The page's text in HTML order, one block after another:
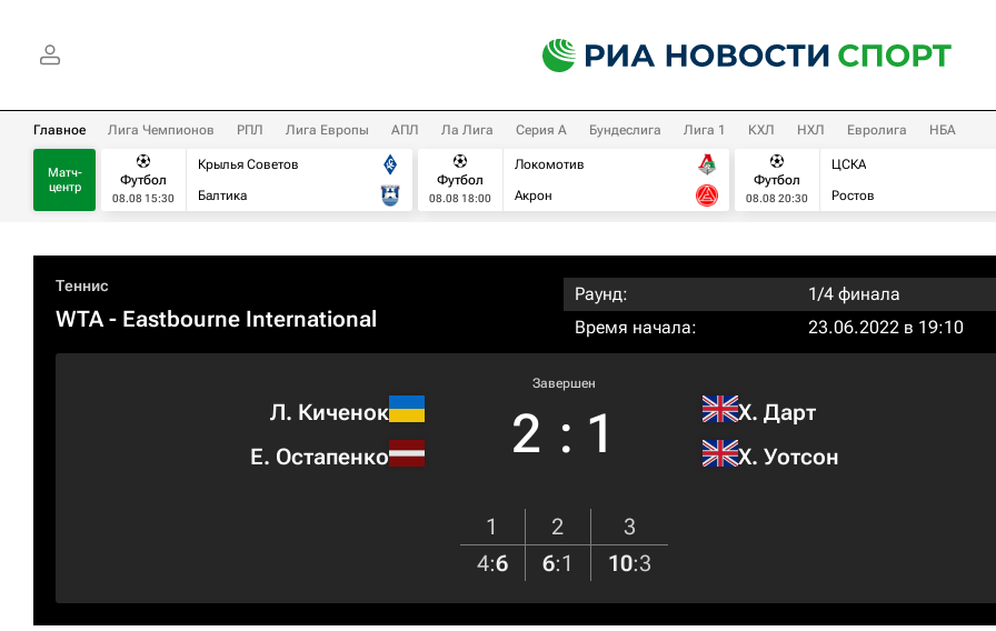
Главное Лига Чемпионов РПЛ Лига Европы АПЛ Ла Лига Серия А Бундеслига Лига 1 КХЛ НХЛ Евролига НБА
Матч-
центр
Футбол
08.08 15:30
Крылья Советов
Балтика
Футбол
08.08 18:00
Локомотив
Акрон
Футбол
08.08 20:30
ЦСКА
Ростов
Теннис
WTA- Eastbourne International
Раунд:
1/4 финала
Время начала:
23.06.2022 в 19:10
Л. Киченок
Е. Остапенко
Завершен
2 : 1
Х. Дарт
Х. Уотсон
1 2
3
4:6 6:1 10:3